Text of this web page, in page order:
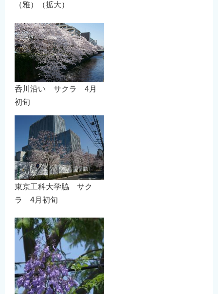
（雅）（拡大）
呑川沿い サクラ 4月
初旬
東京工科大学脇 サク
ラ 4月初旬